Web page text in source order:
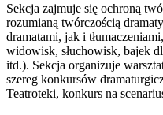
Sekcja zajmuje się ochroną
rozumianą twórczością
dramatami, jak i
widowisk, słuchowisk, bajek
itd.). Sekcja organizuje
szereg konkursów
Teatroteki, konkurs na